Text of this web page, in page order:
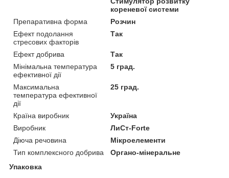
кореневої системи
Препаративна форма
Розчин
Ефект подолання
стресових факторів
Так
Ефект добрива
Так
Мінімальна температура
ефективної дії
5 град.
Максимальна
температура ефективної
дії
25 град.
Країна виробник
Україна
Виробник
ЛиСт-Forte
Діюча речовина
Мікроелементи
Тип комплексного добрива
Органо-мінеральне
Упаковка